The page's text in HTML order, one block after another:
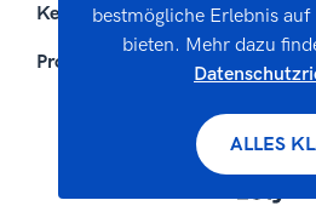
Kenntnisse
Programme
SAP ERP – sehr gute
CRM-Tool Cobra – gute
Microsoft Excel –
bestmögliche Erlebnis auf
bieten. Mehr dazu
ALLES